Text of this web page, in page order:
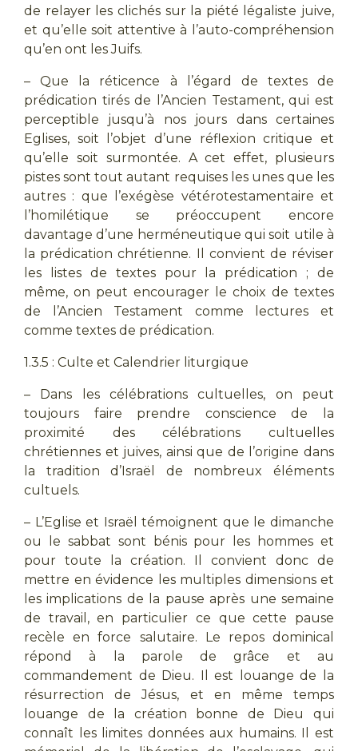
de relayer les clichés sur la piété légaliste juive,
et qu’elle soit attentive à l’auto-compréhension
qu’en ont les Juifs.
– Que la réticence à l’égard de textes de
prédication tirés de l’Ancien Testament, qui est
perceptible jusqu’à nos jours dans certaines
Eglises, soit l’objet d’une réflexion critique et
qu’elle soit surmontée. A cet effet, plusieurs
pistes sont tout autant requises les unes que les
autres : que l’exégèse vétérotestamentaire et
l’homilétique se préoccupent encore
davantage d’une herméneutique qui soit utile à
la prédication chrétienne. Il convient de réviser
les listes de textes pour la prédication ; de
même, on peut encourager le choix de textes
de l’Ancien Testament comme lectures et
comme textes de prédication.
1.3.5 : Culte et Calendrier liturgique
– Dans les célébrations cultuelles, on peut
toujours faire prendre conscience de la
proximité des célébrations cultuelles
chrétiennes et juives, ainsi que de l’origine dans
la tradition d’Israël de nombreux éléments
cultuels.
– L’Eglise et Israël témoignent que le dimanche
ou le sabbat sont bénis pour les hommes et
pour toute la création. Il convient donc de
mettre en évidence les multiples dimensions et
les implications de la pause après une semaine
de travail, en particulier ce que cette pause
recèle en force salutaire. Le repos dominical
répond à la parole de grâce et au
commandement de Dieu. Il est louange de la
résurrection de Jésus, et en même temps
louange de la création bonne de Dieu qui
connaît les limites données aux humains. Il est